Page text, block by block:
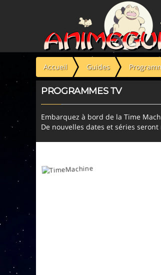
Accueil Guides
PROGRAMMES TV
Embarquez à bord de la Time
De nouvelles dates et séries